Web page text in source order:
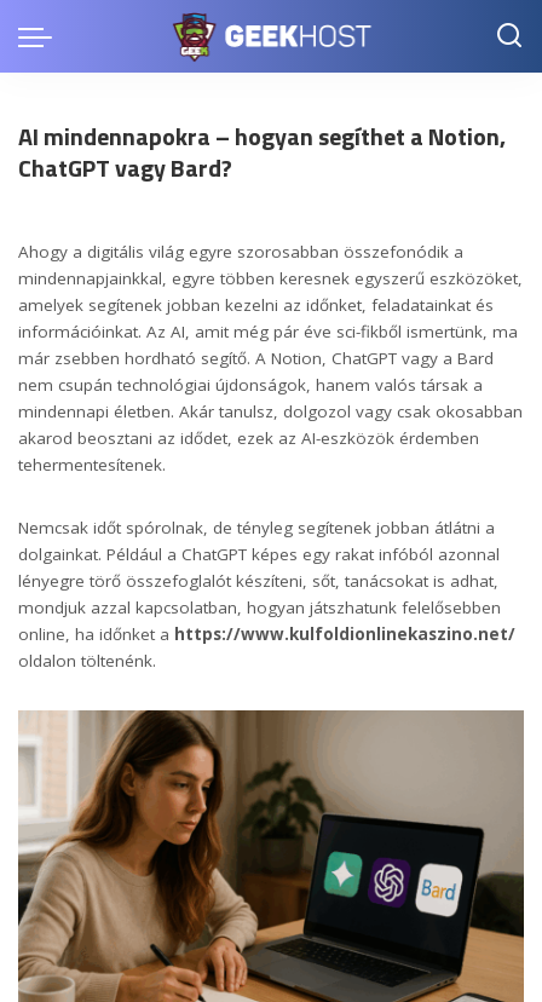
AI mindennapokra – hogyan segíthet a Notion,
ChatGPT vagy Bard?
Ahogy a digitális világ egyre szorosabban összefonódik a
mindennapjainkkal, egyre többen keresnek egyszerű eszközöket,
amelyek segítenek jobban kezelni az időnket, feladatainkat és
információinkat. Az AI, amit még pár éve sci-fikből ismertünk, ma
már zsebben hordható segítő. A Notion, ChatGPT vagy a Bard
nem csupán technológiai újdonságok, hanem valós társak a
mindennapi életben. Akár tanulsz, dolgozol vagy csak okosabban
akarod beosztani az idődet, ezek az AI-eszközök érdemben
tehermentesítenek.
Nemcsak időt spórolnak, de tényleg segítenek jobban átlátni a
dolgainkat. Például a ChatGPT képes egy rakat infóból azonnal
lényegre törő összefoglalót készíteni, sőt, tanácsokat is adhat,
mondjuk azzal kapcsolatban, hogyan játszhatunk felelősebben
online, ha időnket a https://www.kulfoldionlinekaszino.net/
oldalon töltenénk.